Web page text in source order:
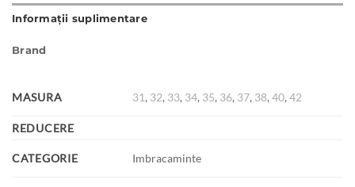
Informații suplimentare
Brand
MASURA 31, 32, 33, 34, 35, 36, 37, 38,40,42
REDUCERE
CATEGORIE Imbracaminte